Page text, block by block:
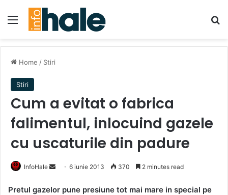
Menu
Home / Stiri
Stiri
Cum a evitat o fabrica
falimentul, inlocuind gazele
cu uscaturile din padure
InfoHale
Send
email
6 iunie 2013 370 2 minutes read
Pretul gazelor pune presiune tot mai mare in special pe